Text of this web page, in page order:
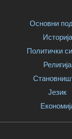
Основни
Историја
Политички
Религија
Језик